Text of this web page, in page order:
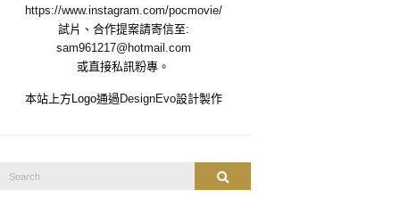
https://www.instagram.com/pocmovie/
試片、合作提案請寄信至:
sam961217@hotmail.com
或直接私訊粉專。
本站上方Logo通過 DesignEvo設計製作
Search